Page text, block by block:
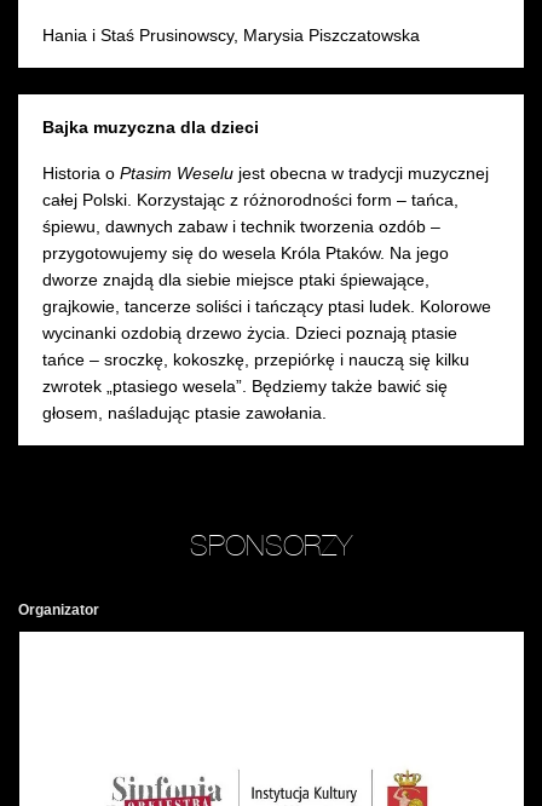
Hania i Staś Prusinowscy, Marysia Piszczatowska
Bajka muzyczna dla dzieci
Historia o Ptasim Weselu jest obecna w tradycji muzycznej
całej Polski. Korzystając z różnorodności form – tańca,
śpiewu, dawnych zabaw i technik tworzenia ozdób –
przygotowujemy się do wesela Króla Ptaków. Na jego
dworze znajdą dla siebie miejsce ptaki śpiewające,
grajkowie, tancerze soliści i tańczący ptasi ludek. Kolorowe
wycinanki ozdobią drzewo życia. Dzieci poznają ptasie
tańce – sroczkę, kokoszkę, przepiórkę i nauczą się kilku
zwrotek „ptasiego wesela”. Będziemy także bawić się
głosem, naśladując ptasie zawołania.
SPONSORZY
Organizator